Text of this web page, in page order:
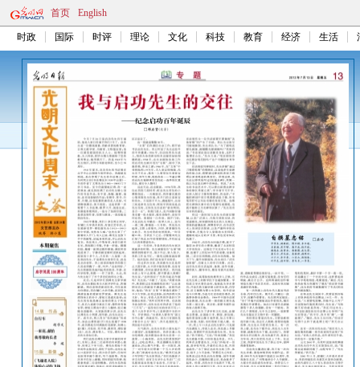
首页 English
时政 国际 时评 理论 文化 科技 教育 经济 生活